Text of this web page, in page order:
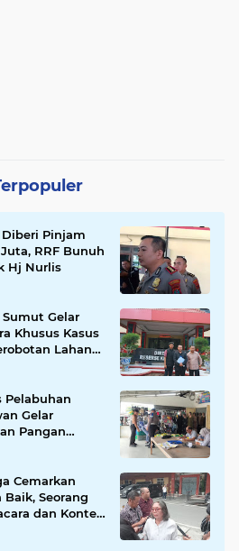
Pinjam
RRF Bunuh
Hj Nurlis
Sumut Gelar
Khusus Kasus
Lahan
Belutu,
Pelabuhan
Gelar
Pangan
Polri, Jual 3 Ton
Cemarkan
Baik, Seorang
dan Konten
Dilaporkan ke